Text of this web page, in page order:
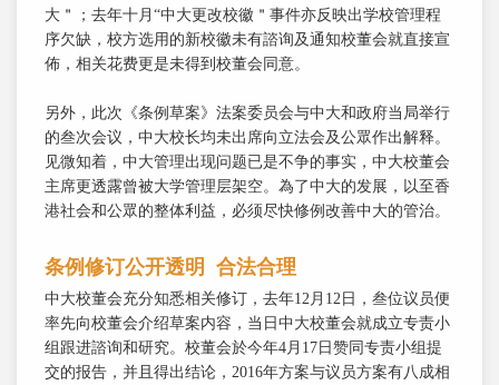
大＂；去年十月“中大更改校徽＂事件亦反映出学校管理程
序欠缺，校方选用的新校徽未有諮询及通知校董会就直接宣
佈，相关花费更是未得到校董会同意。
另外，此次《条例草案》法案委员会与中大和政府当局举行
的叁次会议，中大校长均未出席向立法会及公眾作出解释。
见微知着，中大管理出现问题已是不争的事实，中大校董会
主席更透露曾被大学管理层架空。為了中大的发展，以至香
港社会和公眾的整体利益，必须尽快修例改善中大的管治。
条例修订公开透明 合法合理
中大校董会充分知悉相关修订，去年12月12日，叁位议员便
率先向校董会介绍草案内容，当日中大校董会就成立专责小
组跟进諮询和研究。校董会於今年4月17日赞同专责小组提
交的报告，并且得出结论，2016年方案与议员方案有八成相